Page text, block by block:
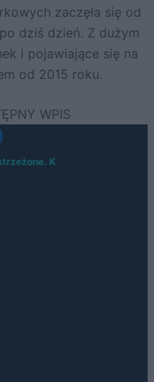
zaczęła się od
dziś dzień. Z dużym
i pojawiające się na
od 2015 roku.
K